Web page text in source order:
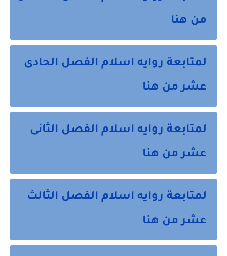
من هنا
لمتابعة روايه اسلام الفصل الحادى
عشر من هنا
لمتابعة روايه اسلام الفصل الثانى
عشر من هنا
لمتابعة روايه اسلام الفصل الثالث
عشر من هنا